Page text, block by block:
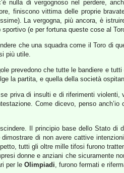
nulla di vergognoso nel perdere,
finiscono vittima delle proprie
La vergogna, più ancora, è
(e per fortuna queste cose al
che una squadra come il Toro di
più utile.
prevedono che tutte le bandiere e
la partita, e quella della società
priva di insulti e di riferimenti
Come dicevo, penso
Il principio base dello Stato di
di non avere cattive
tutti gli oltre mille tifosi furono
donne e anziani che sicuramente
per le Olimpiadi, furono fermati e